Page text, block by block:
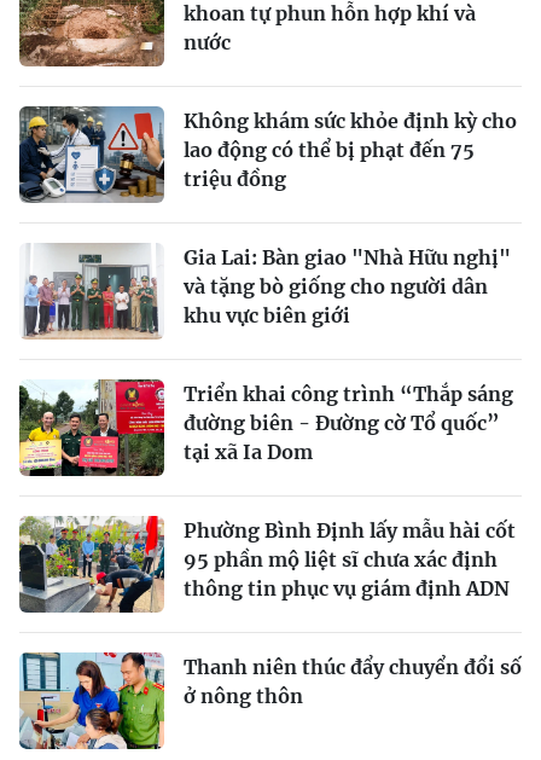
khoan tự phun hỗn hợp khí và
nước
Không khám sức khỏe định kỳ cho
lao động có thể bị phạt đến 75
triệu đồng
Gia Lai: Bàn giao "Nhà Hữu nghị"
và tặng bò giống cho người dân
khu vực biên giới
Triển khai công trình “Thắp sáng
đường biên - Đường cờ Tổ quốc”
tại xã Ia Dom
Phường Bình Định lấy mẫu hài cốt
95 phần mộ liệt sĩ chưa xác định
thông tin phục vụ giám định ADN
Thanh niên thúc đẩy chuyển đổi số
ở nông thôn